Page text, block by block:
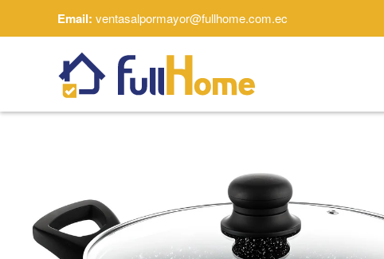
Email: ventasalpormayor@fullhome.com.ec